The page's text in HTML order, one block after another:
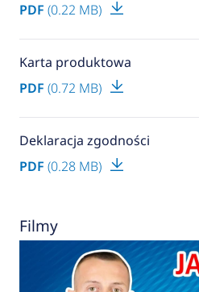
PDF (0.22 MB)
Karta produktowa
PDF (0.72 MB)
Deklaracja zgodności
PDF (0.28 MB)
Filmy